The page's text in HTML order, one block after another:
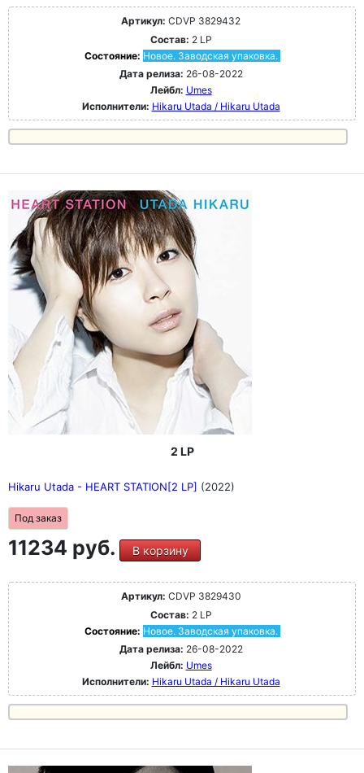
Артикул: CDVP 3829432
Состав: 2 LP
Состояние: Новое. Заводская упаковка.
Дата релиза: 26-08-2022
Лейбл: Umes
Исполнители: Hikaru Utada / Hikaru Utada
2 LP
Hikaru Utada - HEART STATION[2 LP] (2022)
Под заказ
11234 руб. В корзину
Артикул: CDVP 3829430
Состав: 2 LP
Состояние: Новое. Заводская упаковка.
Дата релиза: 26-08-2022
Лейбл: Umes
Исполнители: Hikaru Utada / Hikaru Utada